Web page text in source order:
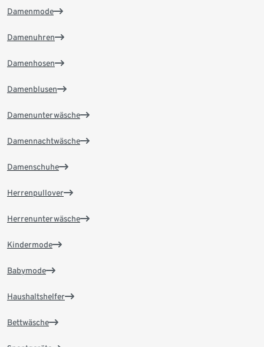
Damenmode
Damenuhren
Damenhosen
Damenblusen
Damenunterwäsche
Damennachtwäsche
Damenschuhe
Herrenpullover
Herrenunterwäsche
Kindermode
Babymode
Haushaltshelfer
Bettwäsche